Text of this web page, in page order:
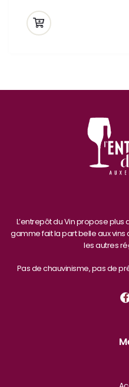
L’entrepôt du Vin propose
gamme fait la part belle aux
les autres
Pas de chauvinisme, pas de